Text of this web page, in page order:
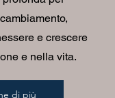
e crescere
e nella vita.
di più